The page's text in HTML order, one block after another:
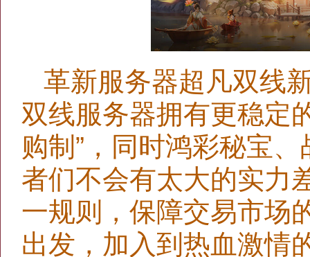
革新服务器超凡双线
双线服务器拥有更稳定
购制”，同时鸿彩秘宝
者们不会有太大的实力
一规则，保障交易市场
出发，加入到热血激情